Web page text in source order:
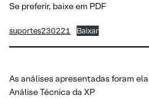
Se preferir, baixe em PDF
suportes230221 Baixar
As análises apresentadas foram
Análise Técnica da XP